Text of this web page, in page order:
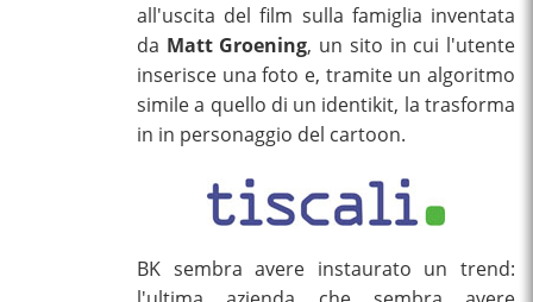
all'uscita del film sulla famiglia inventata
da Matt Groening, un sito in cui l'utente
inserisce una foto e, tramite un algoritmo
simile a quello di un identikit, la trasforma
in in personaggio del cartoon.
BK sembra avere instaurato un trend: